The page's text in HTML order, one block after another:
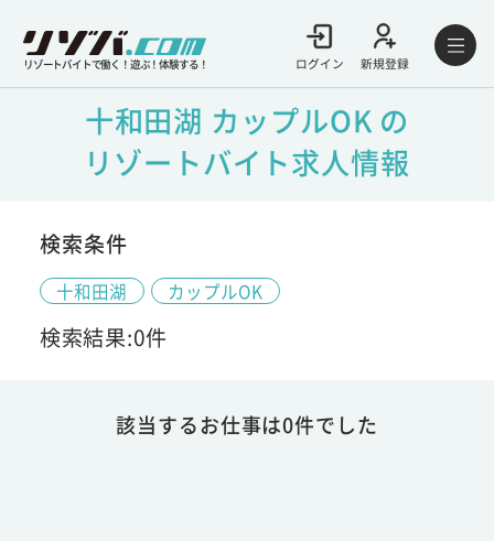
リゾートバイトで働く！遊ぶ！体験する！ ログイン 新規登録
十和田湖 カップルOK の
リゾートバイト求人情報
検索条件
十和田湖 カップルOK
検索結果:0件
該当するお仕事は0件でした